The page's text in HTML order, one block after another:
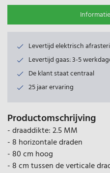
Levertijd elektrisch
Levertijd gaas: 3-5
De klant staat centraal
25 jaar ervaring
Productomschrijving
- draaddikte: 2.5 MM
- 8 horizontale draden
- 80 cm hoog
- 8 cm tussen de verticale